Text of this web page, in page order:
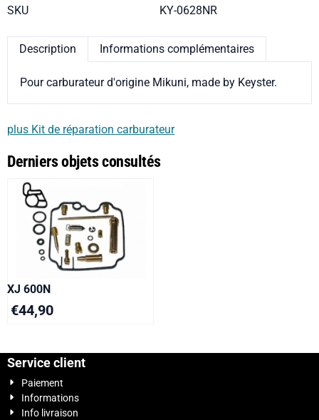
SKU
KY-0628NR
Description Informations complémentaires
Pour carburateur d'origine Mikuni, made by Keyster.
plus Kit de réparation carburateur
Derniers objets consultés
XJ 600N
€44,90
Service client
Paiement
Informations
Info livraison